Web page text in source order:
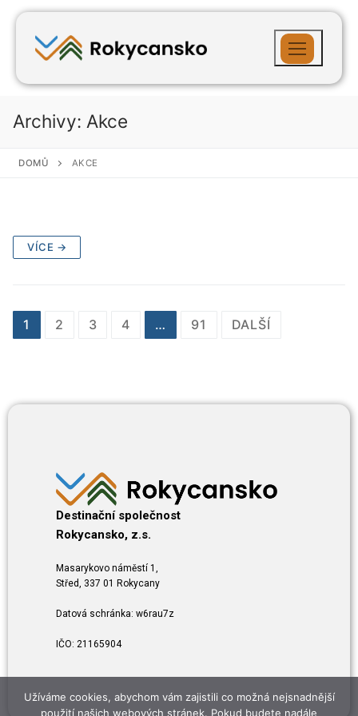
Archivy: Akce
DOMŮ AKCE
VÍCE →
1 2 3 4 … 91 DALŠÍ
Destinační společnost
Rokycansko, z.s.
Masarykovo náměstí 1,
Střed, 337 01 Rokycany
Datová schránka: w6rau7z
IČO: 21165904
Užíváme cookies, abychom vám zajistili co možná nejsnadnější
použití našich webových stránek. Pokud budete nadále